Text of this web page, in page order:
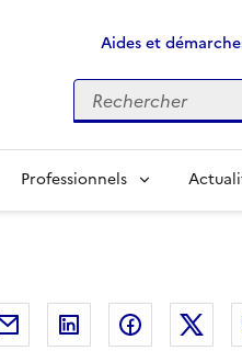
Aides et
Rechercher
Professionnels
Courriel Linkedin Facebook